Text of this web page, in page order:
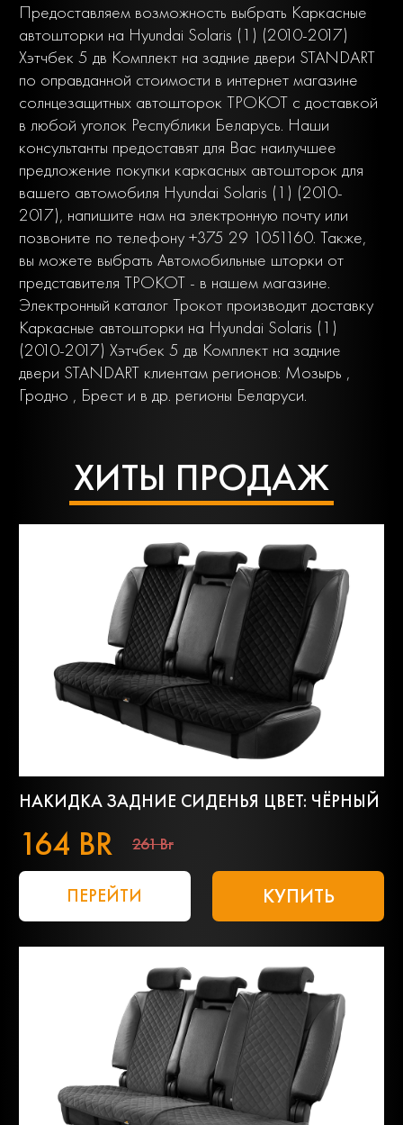
Предоставляем возможность выбрать Каркасные
автошторки на Hyundai Solaris (1) (2010-2017)
Хэтчбек 5 дв Комплект на задние двери STANDART
по оправданной стоимости в интернет магазине
солнцезащитных автошторок ТРОКОТ с доставкой
в любой уголок Республики Беларусь. Наши
консультанты предоставят для Вас наилучшее
предложение покупки каркасных автошторок для
вашего автомобиля Hyundai Solaris (1) (2010-
2017), напишите нам на электронную почту или
позвоните по телефону +375 29 1051160. Также,
вы можете выбрать Автомобильные шторки от
представителя ТРОКОТ - в нашем магазине.
Электронный каталог Трокот производит доставку
Каркасные автошторки на Hyundai Solaris (1)
(2010-2017) Хэтчбек 5 дв Комплект на задние
двери STANDART клиентам регионов: Мозырь ,
Гродно , Брест и в др. регионы Беларуси.
ХИТЫ ПРОДАЖ
НАКИДКА ЗАДНИЕ СИДЕНЬЯ ЦВЕТ: ЧЁРНЫЙ
164 BR 261 Br
ПЕРЕЙТИ КУПИТЬ